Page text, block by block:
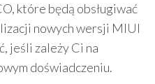
które będą obsługiwać
nowych wersji MIUI
jeśli zależy Ci na
doświadczeniu.